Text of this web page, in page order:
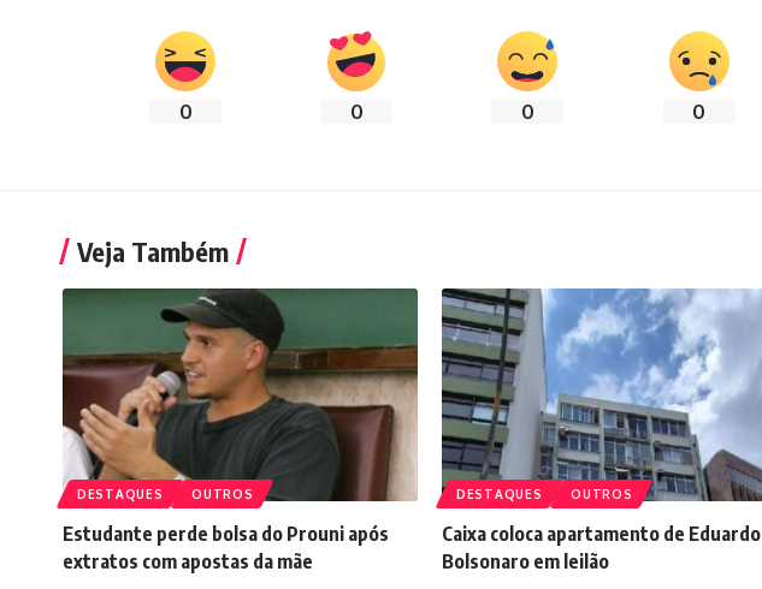
0 0 0 0
Veja Também
DESTAQUES OUTROS
Estudante perde bolsa do Prouni após
extratos com apostas da mãe
DESTAQUES OUTROS
Caixa coloca apartamento de Eduardo
Bolsonaro em leilão